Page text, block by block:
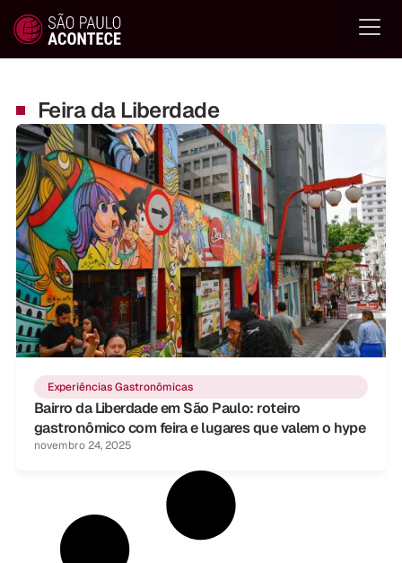
Feira da Liberdade
Experiências Gastronômicas
Bairro da Liberdade em São Paulo: roteiro
gastronômico com feira e lugares que valem o hype
novembro 24, 2025